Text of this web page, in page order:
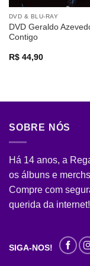
DVD & BLU-RAY
DVD Geraldo
Contigo
R$44,90
SOBRE NÓS
Há 14 anos, a
os álbuns e
Compre com
querida da internet!
SIGA-NOS!